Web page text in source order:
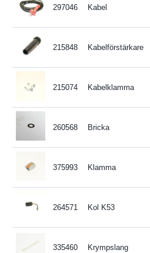
297046 Kabel
215848 Kabelförstärkare
215074 Kabelklamma
260568 Bricka
375993 Klamma
264571 Kol K53
335460 Krympslang